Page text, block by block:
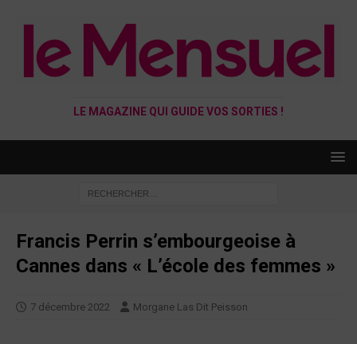
LE MAGAZINE QUI GUIDE VOS SORTIES !
Francis Perrin s’embourgeoise à
Cannes dans « L’école des femmes »
7 décembre 2022 Morgane Las Dit Peisson